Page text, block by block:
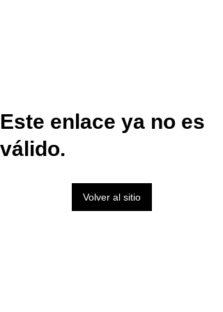
Este enlace ya no es
válido.
Volver al sitio